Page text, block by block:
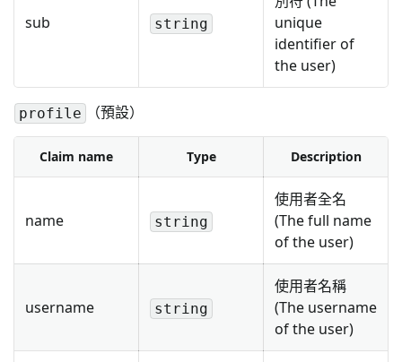
sub string
unique
identifier of
the user)
profile （預設）
Claim name Type Description
name string
使用者全名
(The full name
of the user)
username string
使用者名稱
(The username
of the user)